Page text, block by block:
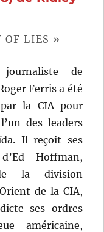
OF LIES »
journaliste de
Ferris a été
la CIA pour
des leaders
Il reçoit ses
Hoffman,
la division
de la CIA,
ses ordres
américaine,